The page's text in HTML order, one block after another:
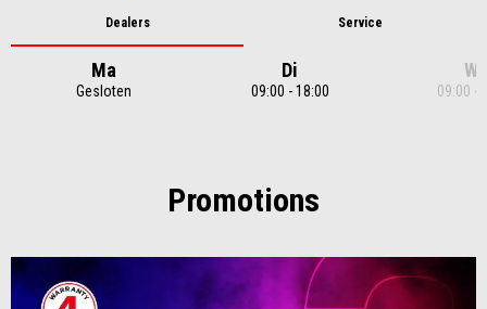
Dealers Service
Ma
Gesloten
Di
09:00 - 18:00
Wo
09:00 -
Promotions